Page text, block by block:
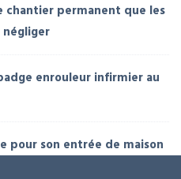
chantier permanent que les
enrouleur infirmier au
pour son entrée de maison